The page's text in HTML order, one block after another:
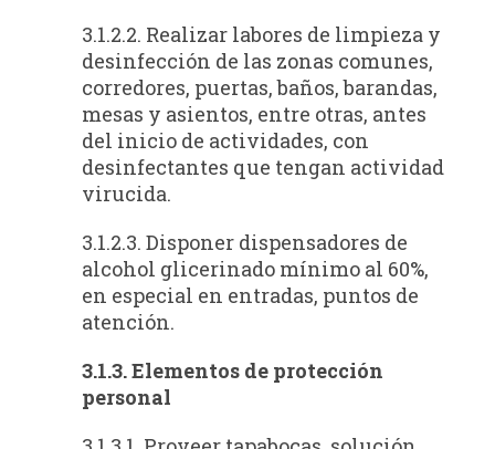
3.1.2.2. Realizar labores de limpieza y
desinfección de las zonas comunes,
corredores, puertas, baños, barandas,
mesas y asientos, entre otras, antes
del inicio de actividades, con
desinfectantes que tengan actividad
virucida.
3.1.2.3. Disponer dispensadores de
alcohol glicerinado mínimo al 60%,
en especial en entradas, puntos de
atención.
3.1.3. Elementos de protección
personal